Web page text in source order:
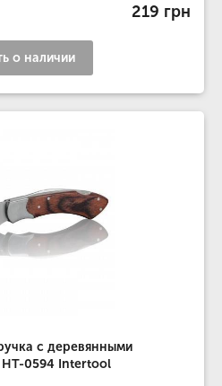
219 грн
о наличии
с деревянными
HT-0594 Intertool